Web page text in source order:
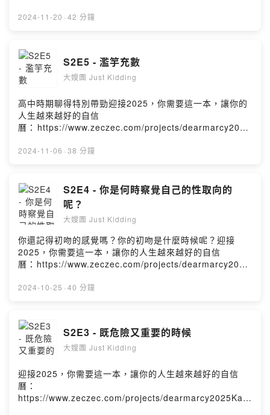
聯絡: ⁠⁠⁠⁠katiasusu88@gmail.com⁠⁠⁠
2024-11-20 · 42 分鐘
S2E5 - 濫竽充數
大嫂團 Just Kidding
高中時期聊得特別帶勁迎接2025，你需要這一本，讓你的
人生越來越好的自信
曆：⁠⁠https://www.zeczec.com/projects/dearmarcy2025⁠⁠
⁠⁠⁠⁠⁠⁠⁠Joy▶️⁠⁠⁠https://www.instagram.com/joyyylee/⁠⁠⁠商業合作
2024-11-06 · 38 分鐘
S2E4 - 你是何時察覺自己的性取向的
呢？
大嫂團 Just Kidding
你還記得初吻的感覺嗎？你的初吻是什麼時候呢？迎接
2025，你需要這一本，讓你的人生越來越好的自信
曆：⁠https://www.zeczec.com/projects/dearmarcy2025⁠
⁠⁠⁠⁠Joy▶️⁠⁠https://www.instagram.com/joyyylee/⁠⁠商業合作聯
2024-10-25 · 40 分鐘
S2E3 - 既危險又重要的時候
大嫂團 Just Kidding
迎接2025，你需要這一本，讓你的人生越來越好的自信
曆：
https://www.zeczec.com/projects/dearmarcy2025Kati